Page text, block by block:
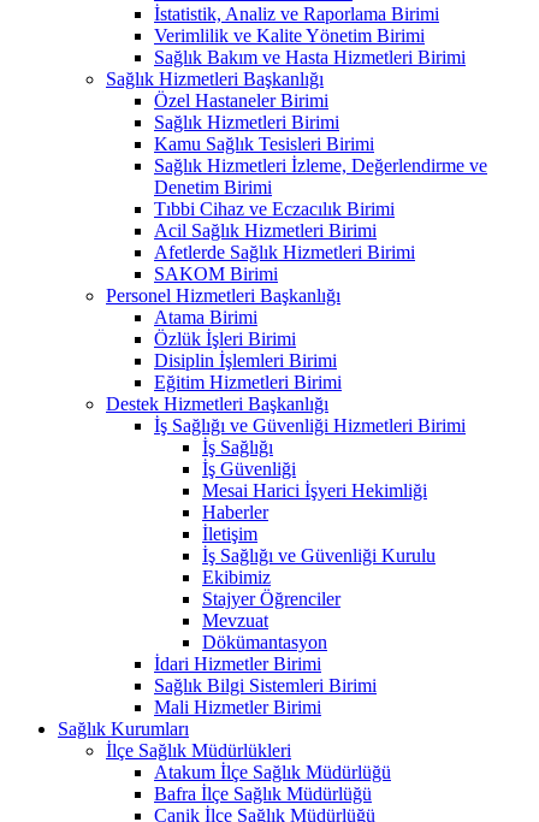
İstatistik, Analiz ve Raporlama Birimi
Verimlilik ve Kalite Yönetim Birimi
Sağlık Bakım ve Hasta Hizmetleri Birimi
Sağlık Hizmetleri Başkanlığı
Özel Hastaneler Birimi
Sağlık Hizmetleri Birimi
Kamu Sağlık Tesisleri Birimi
Sağlık Hizmetleri İzleme, Değerlendirme ve
Denetim Birimi
Tıbbi Cihaz ve Eczacılık Birimi
Acil Sağlık Hizmetleri Birimi
Afetlerde Sağlık Hizmetleri Birimi
SAKOM Birimi
Personel Hizmetleri Başkanlığı
Atama Birimi
Özlük İşleri Birimi
Disiplin İşlemleri Birimi
Eğitim Hizmetleri Birimi
Destek Hizmetleri Başkanlığı
İş Sağlığı ve Güvenliği Hizmetleri Birimi
İş Sağlığı
İş Güvenliği
Mesai Harici İşyeri Hekimliği
Haberler
İletişim
İş Sağlığı ve Güvenliği Kurulu
Ekibimiz
Stajyer Öğrenciler
Mevzuat
Dökümantasyon
İdari Hizmetler Birimi
Sağlık Bilgi Sistemleri Birimi
Mali Hizmetler Birimi
Sağlık Kurumları
İlçe Sağlık Müdürlükleri
Atakum İlçe Sağlık Müdürlüğü
Bafra İlçe Sağlık Müdürlüğü
Canik İlçe Sağlık Müdürlüğü